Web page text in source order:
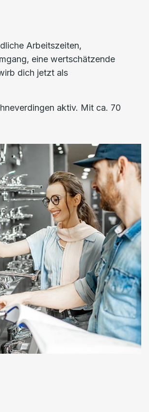
Arbeitszeiten,
eine wertschätzende
dich jetzt als
aktiv. Mit ca. 70